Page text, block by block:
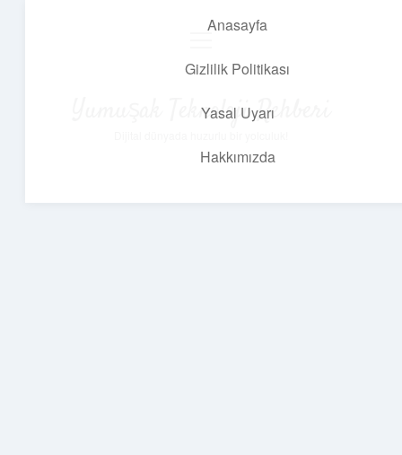
Anasayfa
Gizlilik Politikası
Yasal Uyarı
Hakkımızda
Yumuşak Teknoloji Rehberi